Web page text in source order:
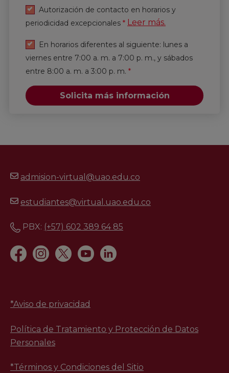
informaciónyAviso de privacidad.*
Autorización de contacto en horarios y
periodicidad excepcionales * Leer más.
En horarios diferentes al siguiente: lunes a
viernes entre 7:00 a. m. a 7:00 p. m., y sábados
entre 8:00 a. m. a 3:00 p. m. *
Solicita más información
admision-virtual@uao.edu.co
estudiantes@virtual.uao.edu.co
PBX: (+57) 602 389 64 85
*Aviso de privacidad
Política de Tratamiento y Protección de Datos
Personales
*Términos y Condiciones del Sitio